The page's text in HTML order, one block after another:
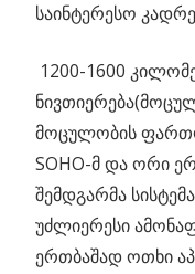
საინტერესო
1200-1600
მოცულობის
SOHO-მ და ორი
შემდგარმა
უძლიერესი
ერთბაშად ოთხი